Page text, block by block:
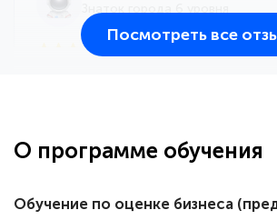
большое количество
сдачи итоговой аттестации.
Посмотреть все
О программе обучения
Обучение по оценке бизнеса